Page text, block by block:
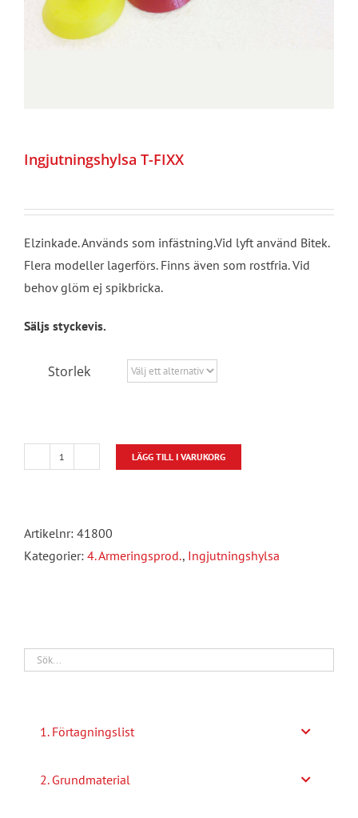
Ingjutningshylsa T-FIXX
Elzinkade. Används som infästning.Vid lyft använd Bitek.
Flera modeller lagerförs. Finns även som rostfria. Vid
behov glöm ej spikbricka.
Säljs styckevis.
Storlek
Ingjutningshylsa
mängd
LÄGG TILL I VARUKORG
Artikelnr: 41800
Kategorier: 4. Armeringsprod., Ingjutningshylsa
1. Förtagningslist
2. Grundmaterial